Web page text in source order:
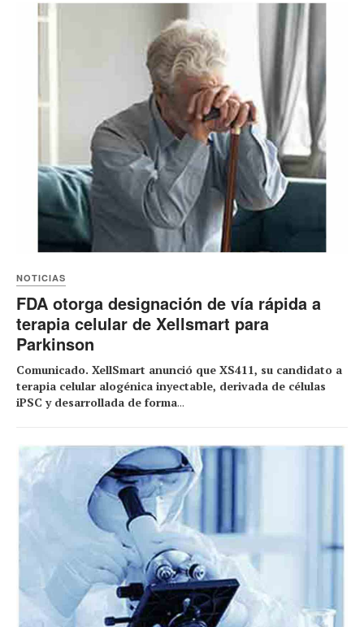
NOTICIAS
FDA otorga designación de vía rápida a
terapia celular de Xellsmart para
Parkinson
Comunicado. XellSmart anunció que XS411, su candidato a
terapia celular alogénica inyectable, derivada de células
iPSC y desarrollada de forma...